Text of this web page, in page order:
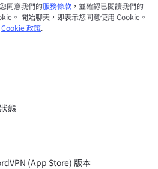
同意我們的服務條款 ，並確認已閱讀我們的
。 開始聊天，即表示您同意使用 Cookie。
Cookie 政策.
態
(App Store) 版本